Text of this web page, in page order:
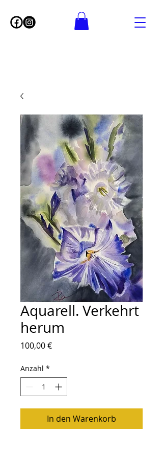
Aquarell. Verkehrt
herum
100,00 €Preis
Anzahl *
In den Warenkorb